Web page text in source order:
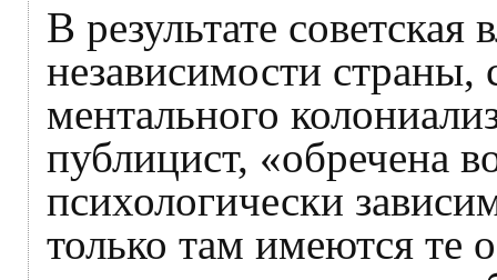
В результате советская
независимости страны,
ментального
публицист, «обречена
психологически
только там имеются те